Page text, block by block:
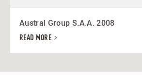
Austral Group S.A.A. 2008
READ MORE